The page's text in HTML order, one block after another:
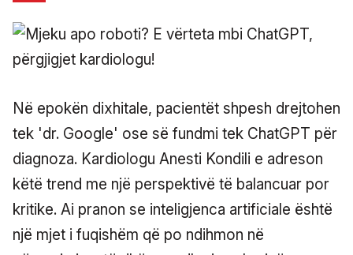
Në epokën dixhitale, pacientët shpesh drejtohen
tek 'dr. Google' ose së fundmi tek ChatGPT për
diagnoza. Kardiologu Anesti Kondili e adreson
këtë trend me një perspektivë të balancuar por
kritike. Ai pranon se inteligjenca artificiale është
një mjet i fuqishëm që po ndihmon në